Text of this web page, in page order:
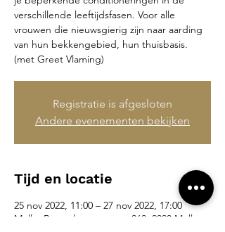
verschillende leeftijdsfasen. Voor alle
vrouwen die nieuwsgierig zijn naar aarding
van hun bekkengebied, hun thuisbasis.
(met Greet Vlaming)
Registratie is afgesloten
Andere evenementen bekijken
Tijd en locatie
25 nov 2022, 11:00 – 27 nov 2022, 17:00
Melle, Brusselsesteenweg 263, 9090 Melle,